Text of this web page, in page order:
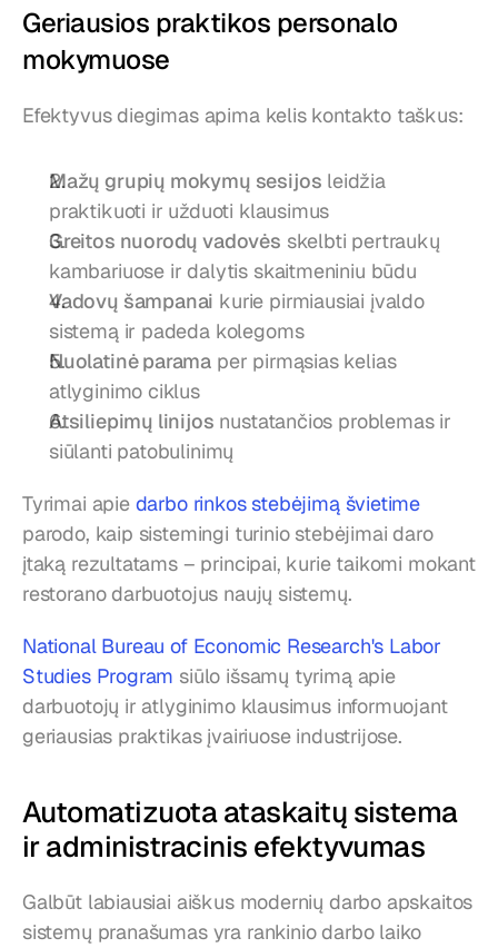
Geriausios praktikos personalo
mokymuose
Efektyvus diegimas apima kelis kontakto taškus:
Mažų grupių mokymų sesijos leidžia
praktikuoti ir užduoti klausimus
Greitos nuorodų vadovės skelbti pertraukų
kambariuose ir dalytis skaitmeniniu būdu
Vadovų šampanai kurie pirmiausiai įvaldo
sistemą ir padeda kolegoms
Nuolatinė parama per pirmąsias kelias
atlyginimo ciklus
Atsiliepimų linijos nustatančios problemas ir
siūlanti patobulinimų
Tyrimai apie darbo rinkos stebėjimą švietime
parodo, kaip sistemingi turinio stebėjimai daro
įtaką rezultatams – principai, kurie taikomi mokant
restorano darbuotojus naujų sistemų.
National Bureau of Economic Research's Labor
Studies Program siūlo išsamų tyrimą apie
darbuotojų ir atlyginimo klausimus informuojant
geriausias praktikas įvairiuose industrijose.
Automatizuota ataskaitų sistema
ir administracinis efektyvumas
Galbūt labiausiai aiškus modernių darbo apskaitos
sistemų pranašumas yra rankinio darbo laiko